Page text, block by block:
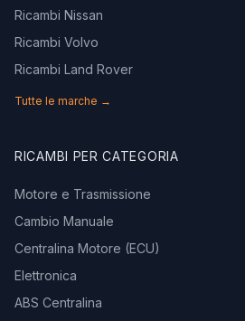
Ricambi Nissan
Ricambi Volvo
Ricambi Land Rover
Tutte le marche →
RICAMBI PER CATEGORIA
Motore e Trasmissione
Cambio Manuale
Centralina Motore (ECU)
Elettronica
ABS Centralina